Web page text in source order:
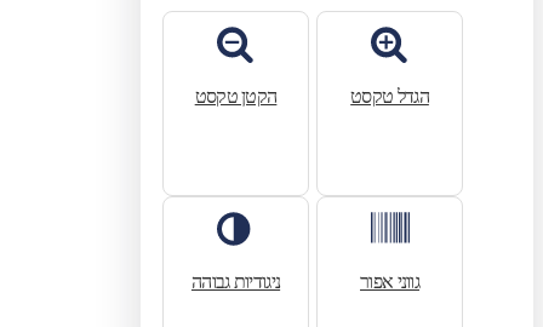
הגדל טקסט הקטן טקסט
גווני אפור ניגודיות גבוהה